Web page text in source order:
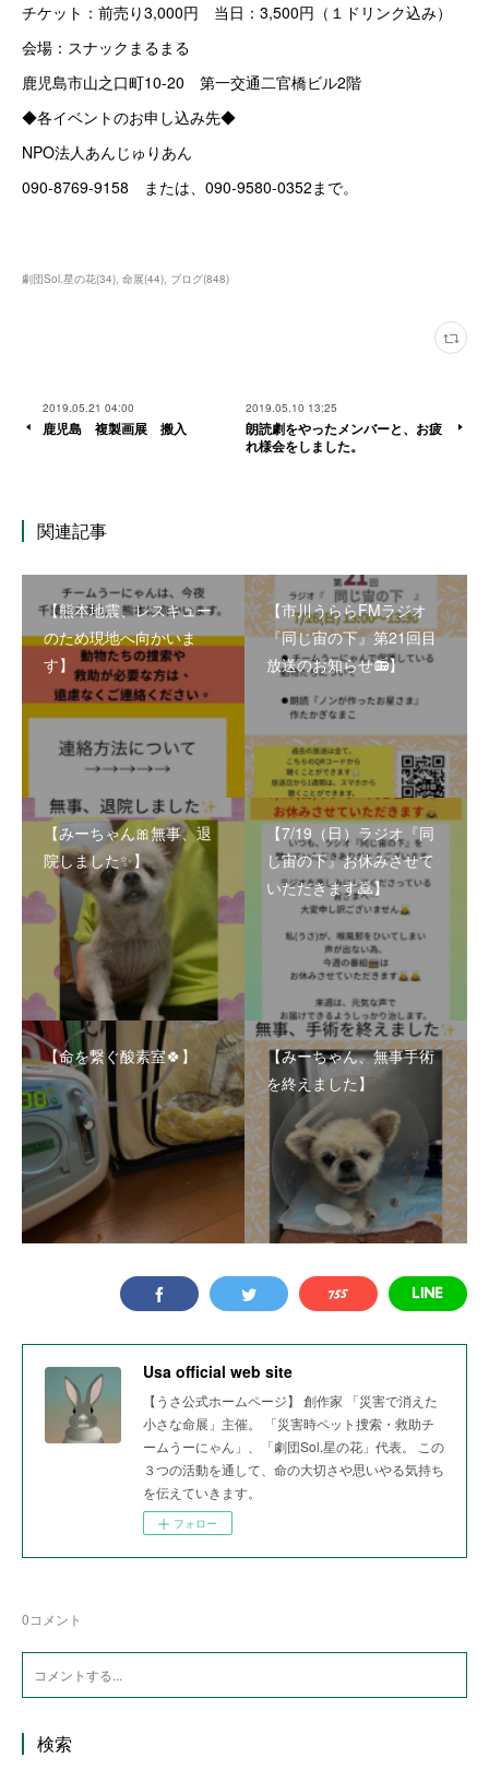
チケット：前売り3,000円 当日：3,500円（１ドリンク込み）
会場：スナックまるまる
鹿児島市山之口町10-20 第一交通二官橋ビル2階
◆各イベントのお申し込み先◆
NPO法人あんじゅりあん
090-8769-9158 または、090-9580-0352まで。
劇団Sol.星の花(34) 命展(44) ブログ(848)
2019.05.21 04:00
鹿児島 複製画展 搬入
2019.05.10 13:25
朗読劇をやったメンバーと、お疲
れ様会をしました。
関連記事
【熊本地震、レスキュー
のため現地へ向かいま
す】
【市川うららFMラジオ
『同じ宙の下』第21回目
放送のお知らせ📻】
【みーちゃん🎀無事、退
院しました✨】
【7/19（日）ラジオ『同
じ宙の下』お休みさせて
いただきます🙇】
【命を繋ぐ酸素室🍀】
【みーちゃん、無事手術
を終えました】
Usa official web site
【うさ公式ホームページ】 創作家 「災害で消えた
小さな命展」主催。 「災害時ペット捜索・救助チ
ームうーにゃん」、「劇団Sol.星の花」代表。 この
３つの活動を通して、命の大切さや思いやる気持ち
を伝えていきます。
フォロー
0コメント
検索